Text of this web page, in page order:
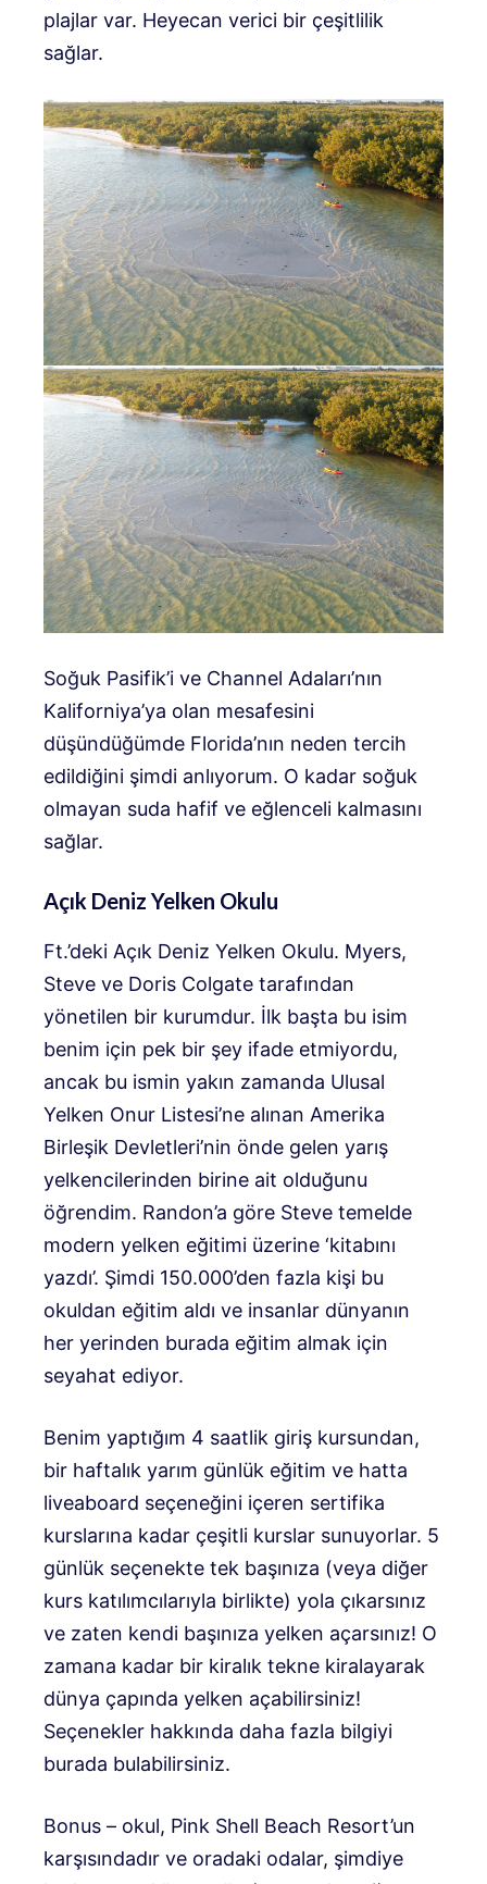
plajlar var. Heyecan verici bir çeşitlilik
sağlar.
Soğuk Pasifik’i ve Channel Adaları’nın
Kaliforniya’ya olan mesafesini
düşündüğümde Florida’nın neden tercih
edildiğini şimdi anlıyorum. O kadar soğuk
olmayan suda hafif ve eğlenceli kalmasını
sağlar.
Açık Deniz Yelken Okulu
Ft.’deki Açık Deniz Yelken Okulu. Myers,
Steve ve Doris Colgate tarafından
yönetilen bir kurumdur. İlk başta bu isim
benim için pek bir şey ifade etmiyordu,
ancak bu ismin yakın zamanda Ulusal
Yelken Onur Listesi’ne alınan Amerika
Birleşik Devletleri’nin önde gelen yarış
yelkencilerinden birine ait olduğunu
öğrendim. Randon’a göre Steve temelde
modern yelken eğitimi üzerine ‘kitabını
yazdı’. Şimdi 150.000’den fazla kişi bu
okuldan eğitim aldı ve insanlar dünyanın
her yerinden burada eğitim almak için
seyahat ediyor.
Benim yaptığım 4 saatlik giriş kursundan,
bir haftalık yarım günlük eğitim ve hatta
liveaboard seçeneğini içeren sertifika
kurslarına kadar çeşitli kurslar sunuyorlar. 5
günlük seçenekte tek başınıza (veya diğer
kurs katılımcılarıyla birlikte) yola çıkarsınız
ve zaten kendi başınıza yelken açarsınız! O
zamana kadar bir kiralık tekne kiralayarak
dünya çapında yelken açabilirsiniz!
Seçenekler hakkında daha fazla bilgiyi
burada bulabilirsiniz.
Bonus – okul, Pink Shell Beach Resort’un
karşısındadır ve oradaki odalar, şimdiye